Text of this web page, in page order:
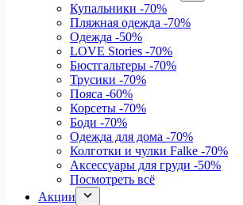
Купальники -70%
Пляжная одежда -70%
Одежда -50%
LOVE Stories -70%
Бюстгальтеры -70%
Трусики -70%
Пояса -60%
Корсеты -70%
Боди -70%
Одежда для дома -70%
Колготки и чулки Falke -70%
Аксессуары для груди -50%
Посмотреть всё
Акции